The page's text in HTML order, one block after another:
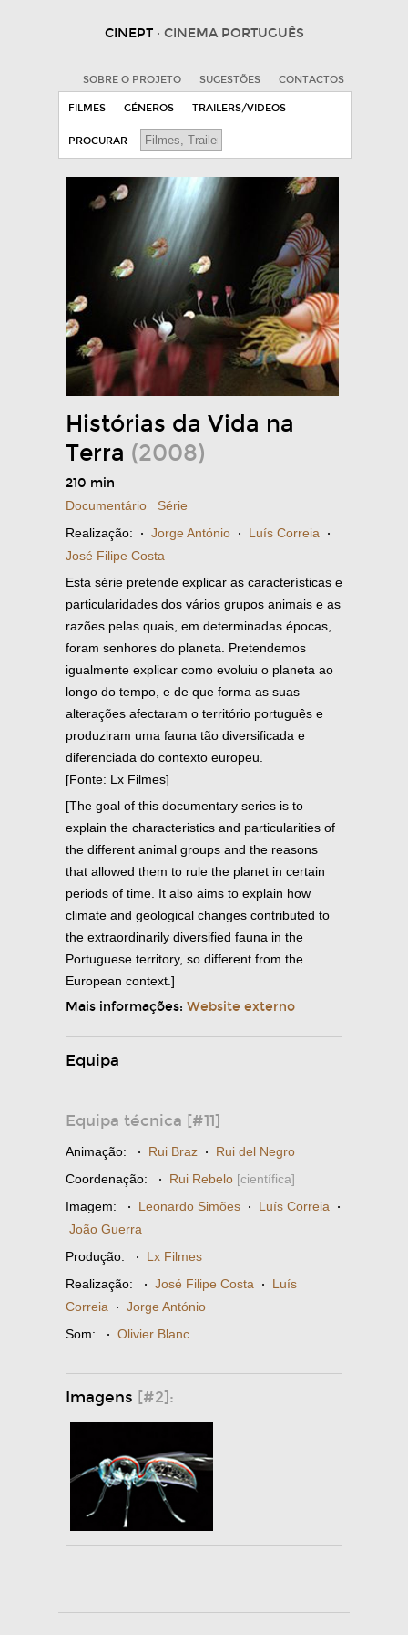
CINEPT · CINEMA PORTUGUÊS
SOBRE O PROJETO SUGESTÕES CONTACTOS
FILMES GÉNEROS TRAILERS/VIDEOS
PROCURAR
Histórias da Vida na
Terra (2008)
210 min
Documentário
Série
Realização: · Jorge António · Luís Correia ·
José Filipe Costa
Esta série pretende explicar as características e
particularidades dos vários grupos animais e as
razões pelas quais, em determinadas épocas,
foram senhores do planeta. Pretendemos
igualmente explicar como evoluiu o planeta ao
longo do tempo, e de que forma as suas
alterações afectaram o território português e
produziram uma fauna tão diversificada e
diferenciada do contexto europeu.
[Fonte: Lx Filmes]
[The goal of this documentary series is to
explain the characteristics and particularities of
the different animal groups and the reasons
that allowed them to rule the planet in certain
periods of time. It also aims to explain how
climate and geological changes contributed to
the extraordinarily diversified fauna in the
Portuguese territory, so different from the
European context.]
Mais informações: Website externo
Equipa
Equipa técnica [#11]
Animação: · Rui Braz · Rui del Negro
Coordenação: · Rui Rebelo [científica]
Imagem: · Leonardo Simões · Luís Correia ·
João Guerra
Produção: · Lx Filmes
Realização: · José Filipe Costa · Luís
Correia · Jorge António
Som: · Olivier Blanc
Imagens [#2]: